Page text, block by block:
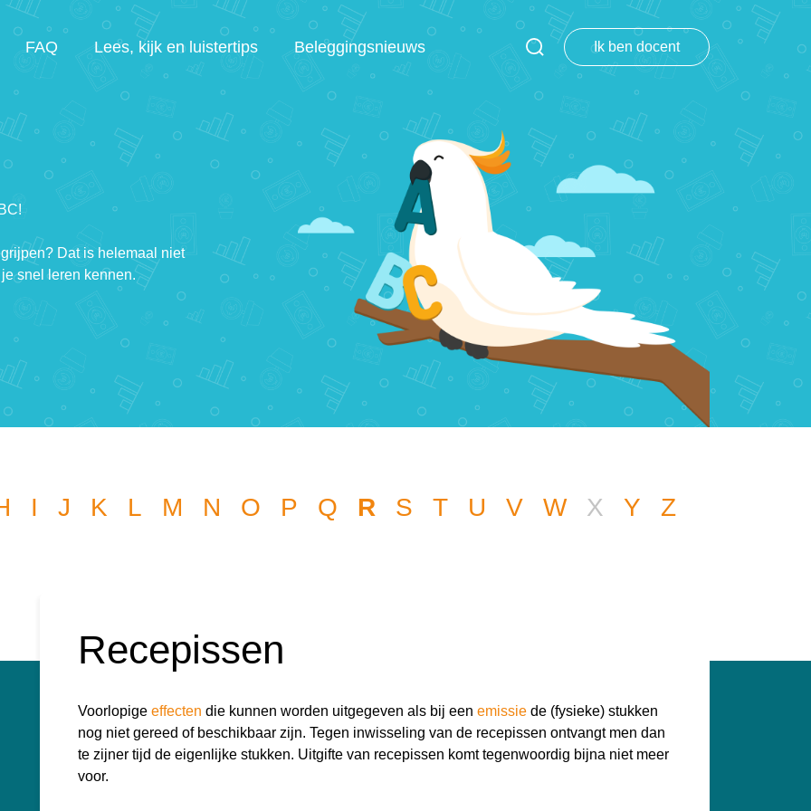
FAQ Lees, kijk en luistertips Beleggingsnieuws Ik ben docent
Dat is helemaal niet
snel leren kennen.
I J K L M N O P Q R S T U V W X Y Z
Recepissen
Voorlopige effecten die kunnen worden uitgegeven als bij een emissie de (fysieke) stukken
nog niet gereed of beschikbaar zijn. Tegen inwisseling van de recepissen ontvangt men dan
te zijner tijd de eigenlijke stukken. Uitgifte van recepissen komt tegenwoordig bijna niet meer
voor.
Wat wil je opzoeken?